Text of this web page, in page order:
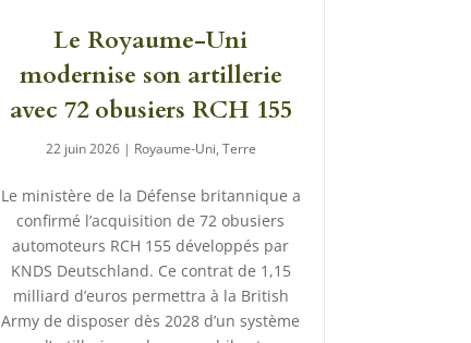
Le Royaume-Uni
modernise son artillerie
avec 72 obusiers RCH 155
22 juin 2026| Royaume-Uni, Terre
Le ministère de la Défense britannique a
confirmé l’acquisition de 72 obusiers
automoteurs RCH 155 développés par
KNDS Deutschland. Ce contrat de 1,15
milliard d’euros permettra à la British
Army de disposer dès 2028 d’un système